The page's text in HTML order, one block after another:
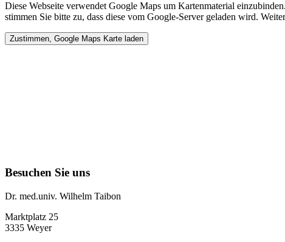
Diese Webseite verwendet Google Maps um Kartenmaterial
stimmen Sie bitte zu, dass diese vom Google-Server geladen wird.
Besuchen Sie uns
Dr. med.univ. Wilhelm Taibon
Marktplatz 25
3335 Weyer